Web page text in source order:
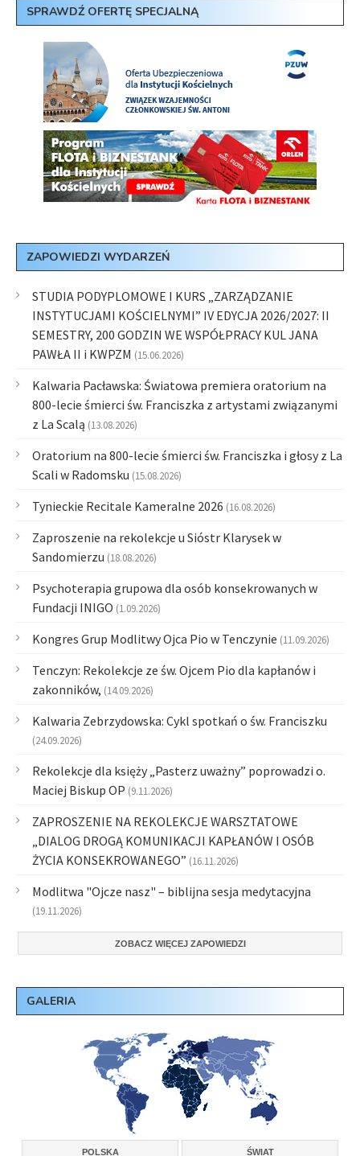
SPRAWDŹ OFERTĘ SPECJALNĄ
ZAPOWIEDZI WYDARZEŃ
STUDIA PODYPLOMOWE I KURS „ZARZĄDZANIE
INSTYTUCJAMI KOŚCIELNYMI” IV EDYCJA 2026/2027: II
SEMESTRY, 200 GODZIN WE WSPÓŁPRACY KUL JANA
PAWŁA II i KWPZM (15.06.2026)
Kalwaria Pacławska: Światowa premiera oratorium na
800-lecie śmierci św. Franciszka z artystami związanymi
z La Scalą (13.08.2026)
Oratorium na 800-lecie śmierci św. Franciszka i głosy z La
Scali w Radomsku (15.08.2026)
Tynieckie Recitale Kameralne 2026 (16.08.2026)
Zaproszenie na rekolekcje u Sióstr Klarysek w
Sandomierzu (18.08.2026)
Psychoterapia grupowa dla osób konsekrowanych w
Fundacji INIGO (1.09.2026)
Kongres Grup Modlitwy Ojca Pio w Tenczynie (11.09.2026)
Tenczyn: Rekolekcje ze św. Ojcem Pio dla kapłanów i
zakonników, (14.09.2026)
Kalwaria Zebrzydowska: Cykl spotkań o św. Franciszku
(24.09.2026)
Rekolekcje dla księży „Pasterz uważny” poprowadzi o.
Maciej Biskup OP (9.11.2026)
ZAPROSZENIE NA REKOLEKCJE WARSZTATOWE
„DIALOG DROGĄ KOMUNIKACJI KAPŁANÓW I OSÓB
ŻYCIA KONSEKROWANEGO” (16.11.2026)
Modlitwa "Ojcze nasz" – biblijna sesja medytacyjna
(19.11.2026)
ZOBACZ WIĘCEJ ZAPOWIEDZI
GALERIA
POLSKA ŚWIAT